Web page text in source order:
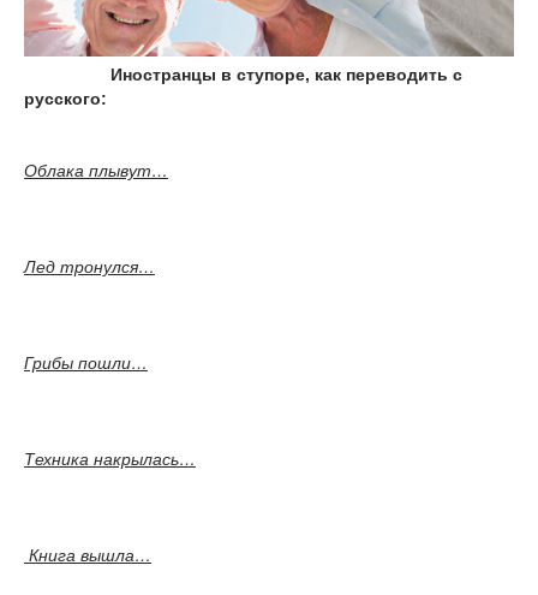
Иностранцы в ступоре, как переводить с
русского:
Облака плывут…
Лед тронулся…
Грибы пошли…
Техника накрылась…
Книга вышла…